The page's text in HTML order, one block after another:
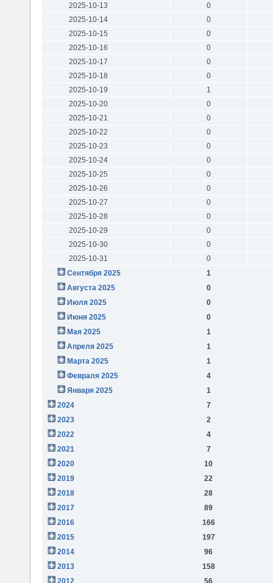
2025-10-13
0
2025-10-14
0
2025-10-15
0
2025-10-16
0
2025-10-17
0
2025-10-18
0
2025-10-19
1
2025-10-20
0
2025-10-21
0
2025-10-22
0
2025-10-23
0
2025-10-24
0
2025-10-25
0
2025-10-26
0
2025-10-27
0
2025-10-28
0
2025-10-29
0
2025-10-30
0
2025-10-31
0
Сентября 2025
1
Августа 2025
0
Июля 2025
0
Июня 2025
0
Мая 2025
1
Апреля 2025
1
Марта 2025
1
Февраля 2025
4
Января 2025
1
2024
7
2023
2
2022
4
2021
7
2020
10
2019
22
2018
28
2017
89
2016
166
2015
197
2014
96
2013
158
2012
56